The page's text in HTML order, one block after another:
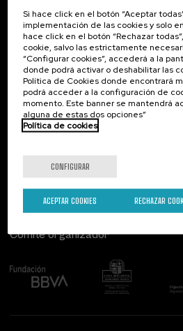
Contacto
Palacio Miramar
Paseo de Miraconcha, 48
20007 Donostia / San Sebastián
Gipuzkoa, Spain
Contacta con nosotros
De
Comité organizador
Si hace click en el botón “Aceptar
implementación de las cookies y solo
hace click en el botón “Rechazar
cookie, salvo las estrictamente
“Configurar cookies”, accederá a la
donde podrá activar o deshabilitar las
Política de Cookies donde encontrará
podrá acceder a la configuración de
momento. Este banner se mantendrá
alguna de estas dos opciones”
Política de cookies
CONFIGURAR
RECHAZAR
ACEPTAR COOKIES